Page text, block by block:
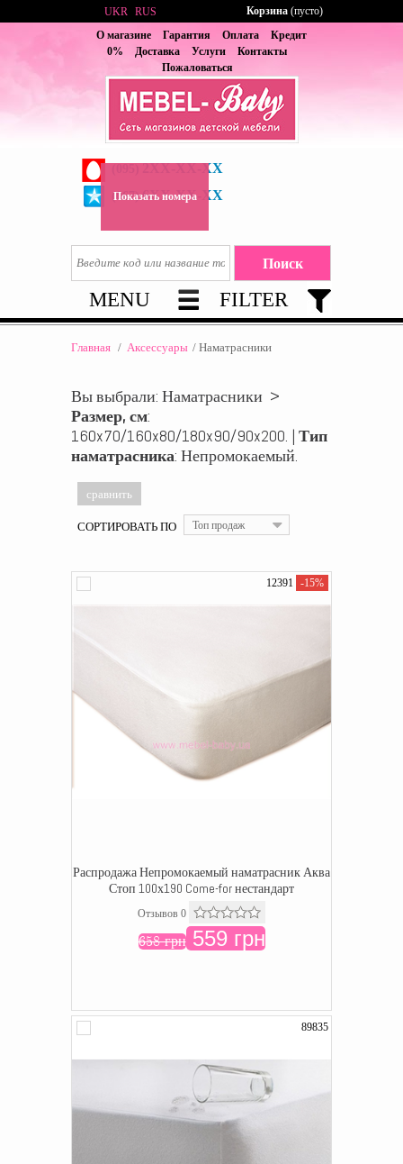
О магазине Гарантия Оплата
Кредит
0%
Доставка Услуги
Контакты
Пожаловаться
2XX-XX-XX
(067) 6XX-XX-XX
Показать номера
UKR RUS Корзина (пусто)
MENU FILTER
Главная / Аксессуары / Наматрасники
Вы выбрали: Наматрасники >
Размер, см:
160x70/160x80/180x90/90x200. | Тип
наматрасника: Непромокаемый.
СОРТИРОВАТЬ ПО Топ продаж
12391 -15%
Распродажа Непромокаемый наматрасник Аква
Стоп 100х190 Come-for нестандарт
Отзывов 0
658 грн559 грн
89835